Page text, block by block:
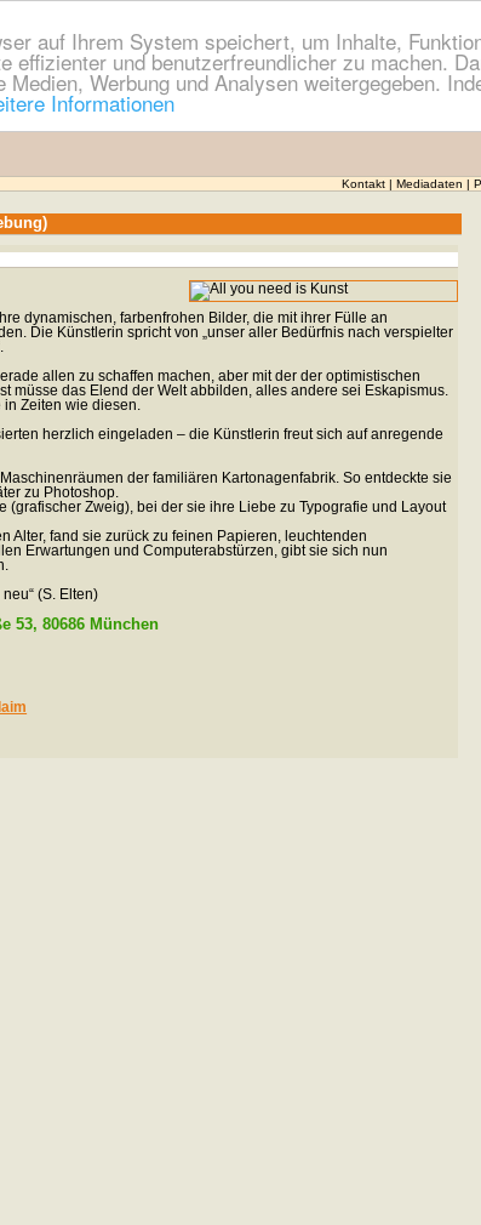
auf Ihrem System speichert, um Inhalte,
und benutzerfreundlicher zu machen.
Werbung und Analysen weitergegeben.
Informationen
Kontakt Mediadaten
dynamischen, farbenfrohen Bilder, die mit ihrer Fülle an
Die Künstlerin spricht von „unser aller Bedürfnis nach verspielter
allen zu schaffen machen, aber mit der der optimistischen
müsse das Elend der Welt abbilden, alles andere sei Eskapismus.
Zeiten wie diesen.
herzlich eingeladen – die Künstlerin freut sich auf anregende
der familiären Kartonagenfabrik. So entdeckte sie
zu Photoshop.
Zweig), bei der sie ihre Liebe zu Typografie und Layout
Alter, fand sie zurück zu feinen Papieren, leuchtenden
Erwartungen und Computerabstürzen, gibt sie sich nun
(S. Elten)
53, 80686 München